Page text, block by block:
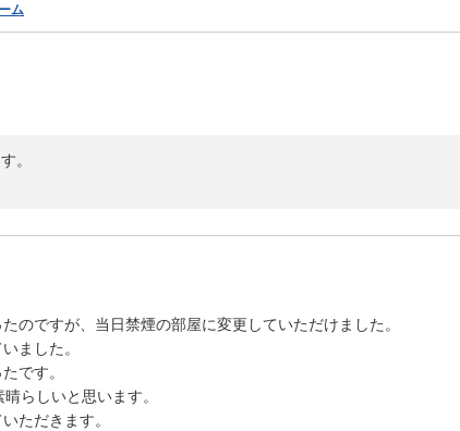
ム
。
し、お忙しいところ温かいお声を聞かせていただき誠にありがと
しており食料品のお買い物には大変便利にご利用いただけます。
りいただけましたら幸いです。今後も安心してお時間を委ねてい
ります。
うございました。
のですが、当日禁煙の部屋に変更していただけました。
ました。
です。
らしいと思います。
ただきます。